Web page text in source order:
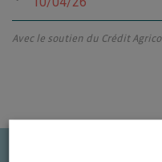
Avec le soutien du Crédit